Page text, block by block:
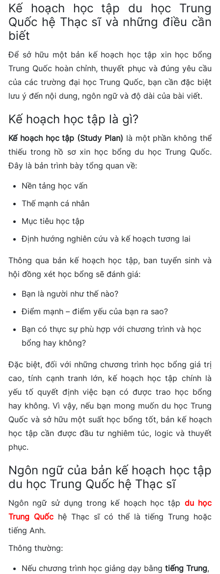
Kế hoạch học tập du học Trung
Quốc hệ Thạc sĩ và những điều cần
biết
Để sở hữu một bản kế hoạch học tập xin học bổng
Trung Quốc hoàn chỉnh, thuyết phục và đúng yêu cầu
của các trường đại học Trung Quốc, bạn cần đặc biệt
lưu ý đến nội dung, ngôn ngữ và độ dài của bài viết.
Kế hoạch học tập là gì?
Kế hoạch học tập (Study Plan) là một phần không thể
thiếu trong hồ sơ xin học bổng du học Trung Quốc.
Đây là bản trình bày tổng quan về:
Nền tảng học vấn
Thế mạnh cá nhân
Mục tiêu học tập
Định hướng nghiên cứu và kế hoạch tương lai
Thông qua bản kế hoạch học tập, ban tuyển sinh và
hội đồng xét học bổng sẽ đánh giá:
Bạn là người như thế nào?
Điểm mạnh – điểm yếu của bạn ra sao?
Bạn có thực sự phù hợp với chương trình và học
bổng hay không?
Đặc biệt, đối với những chương trình học bổng giá trị
cao, tính cạnh tranh lớn, kế hoạch học tập chính là
yếu tố quyết định việc bạn có được trao học bổng
hay không. Vì vậy, nếu bạn mong muốn du học Trung
Quốc và sở hữu một suất học bổng tốt, bản kế hoạch
học tập cần được đầu tư nghiêm túc, logic và thuyết
phục.
Ngôn ngữ của bản kế hoạch học tập
du học Trung Quốc hệ Thạc sĩ
Ngôn ngữ sử dụng trong kế hoạch học tập du học
Trung Quốc hệ Thạc sĩ có thể là tiếng Trung hoặc
tiếng Anh.
Thông thường:
Nếu chương trình học giảng dạy bằngtiếng Trung,